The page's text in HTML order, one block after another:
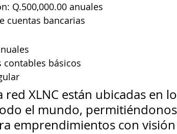
Q.500,000.00 anuales
cuentas bancarias
básicos
red XLNC están ubicadas en
el mundo,
emprendimientos con